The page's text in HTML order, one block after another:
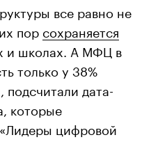
все равно не
пор сохраняется
и школах. А МФЦ в
только у 38%
дата-
которые
цифровой